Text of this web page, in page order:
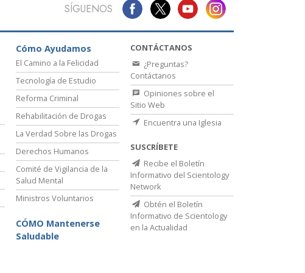
Respuestas a las Drogas
Herramientas para el Entorno Laboral
La Ética y las
La Causa de la Supresión
Investigaciones
Los Fundamentos de la Organización
Los Fundamentos de las Relaciones
Públicas
Objetivos y Metas
SÍGUENOS
Cómo Ayudamos
El Camino a la Felicidad
Tecnología de Estudio
Reforma Criminal
Rehabilitación de Drogas
La Verdad Sobre las Drogas
Derechos Humanos
Comité de Vigilancia de la
Salud Mental
Ministros Voluntarios
CÓMO Mantenerse
Saludable
CONTÁCTANOS
¿Preguntas?
Contáctanos
Opiniones sobre el
Sitio Web
Encuentra una Iglesia
SUSCRÍBETE
Recibe el Boletín
Informativo del Scientology
Network
Obtén el Boletín
Informativo de Scientology
en la Actualidad